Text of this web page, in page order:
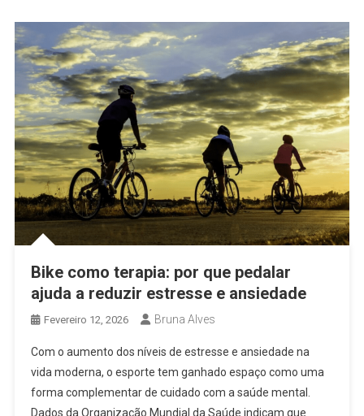
Bike como terapia: por que pedalar
ajuda a reduzir estresse e ansiedade
Fevereiro 12, 2026 Bruna Alves
Com o aumento dos níveis de estresse e ansiedade na
vida moderna, o esporte tem ganhado espaço como uma
forma complementar de cuidado com a saúde mental.
Dados da Organização Mundial da Saúde indicam que